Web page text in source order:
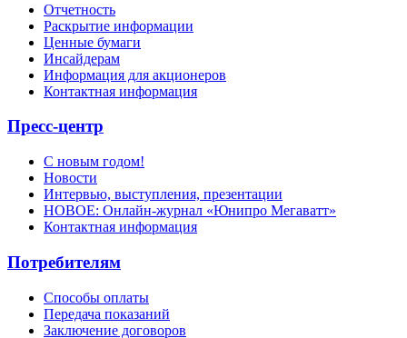
Отчетность
Раскрытие информации
Ценные бумаги
Инсайдерам
Информация для акционеров
Контактная информация
Пресс-центр
С новым годом!
Новости
Интервью, выступления, презентации
НОВОЕ: Онлайн-журнал «Юнипро Мегаватт»
Контактная информация
Потребителям
Способы оплаты
Передача показаний
Заключение договоров